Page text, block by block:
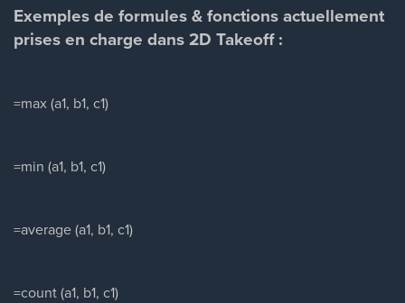
Exemples de formules & fonctions actuellement
prises en charge dans 2D Takeoff :
=max (a1, b1, c1)
=min (a1, b1, c1)
=average (a1, b1, c1)
=count (a1, b1, c1)